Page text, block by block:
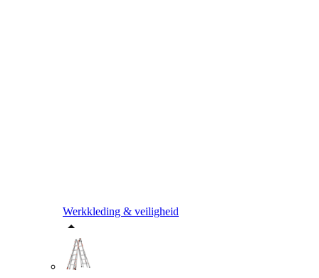
Werkkleding & veiligheid